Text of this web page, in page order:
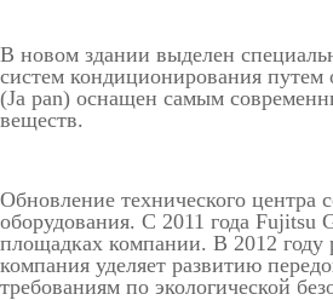
В новом здании выделен
систем кондиционирования
(Ja pan) оснащен самым
веществ.
Обновление технического центра
оборудования. С 2011 года Fujitsu
площадках компании. В 2012 году
компания уделяет развитию
требованиям по экологической